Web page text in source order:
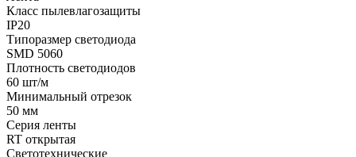
Класс пылевлагозащиты
IP20
Типоразмер светодиода
SMD 5060
Плотность светодиодов
60 шт/м
Минимальный отрезок
50 мм
Серия ленты
RT открытая
Светотехнические